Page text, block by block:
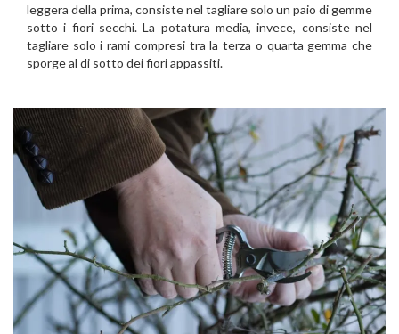
leggera della prima, consiste nel tagliare solo un paio di gemme
sotto i fiori secchi. La potatura media, invece, consiste nel
tagliare solo i rami compresi tra la terza o quarta gemma che
sporge al di sotto dei fiori appassiti.